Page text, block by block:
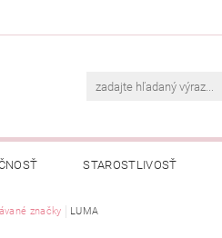
STAROSTLIVOSŤ
OBCHODNÉ PODMIENKY
značky LUMA